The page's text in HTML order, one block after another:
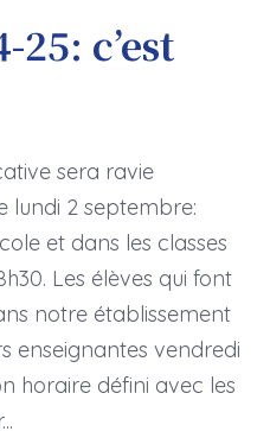
25: c’est
sera ravie
lundi 2 septembre:
et dans les classes
Les élèves qui font
notre établissement
enseignantes vendredi
horaire défini avec les